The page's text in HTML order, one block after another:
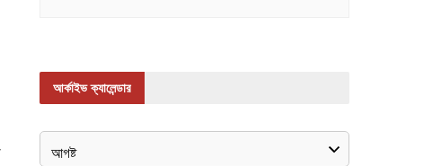
আর্কাইভ ক্যালেন্ডার